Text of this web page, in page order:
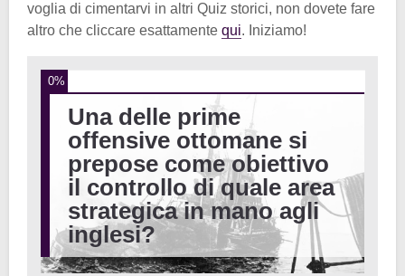
voglia di cimentarvi in altri Quiz storici, non dovete fare
altro che cliccare esattamente qui. Iniziamo!
0%
Una delle prime
offensive ottomane si
prepose come obiettivo
il controllo di quale area
strategica in mano agli
inglesi?